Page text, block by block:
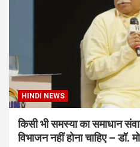
HINDI NEWS
किसी भी समस्या का समाधान
विभाजन नहीं होना चाहिए – डॉ.